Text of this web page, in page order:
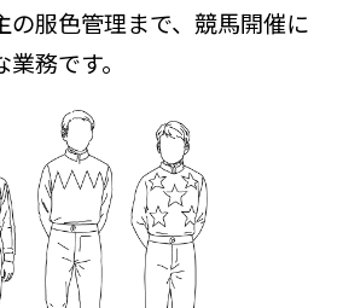
の服色管理まで、競馬開催に
務です。